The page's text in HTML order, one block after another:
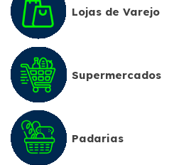
Lojas de Varejo
Supermercados
Padarias